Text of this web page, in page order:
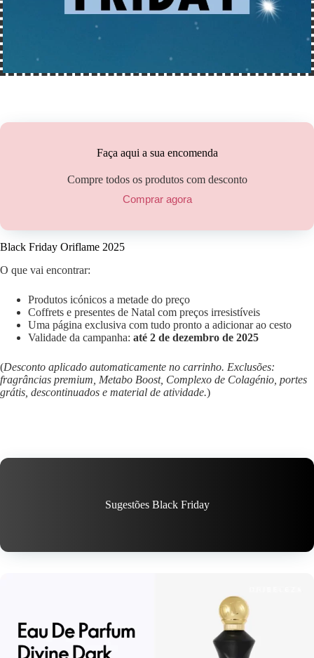
Faça aqui a sua encomenda
Compre todos os produtos com desconto
Comprar agora
Black Friday Oriflame 2025
O que vai encontrar:
Produtos icónicos a metade do preço
Coffrets e presentes de Natal com preços irresistíveis
Uma página exclusiva com tudo pronto a adicionar ao cesto
Validade da campanha: até 2 de dezembro de 2025
(Desconto aplicado automaticamente no carrinho. Exclusões:
fragrâncias premium, Metabo Boost, Complexo de Colagénio, portes
grátis, descontinuados e material de atividade.)
Sugestões Black Friday